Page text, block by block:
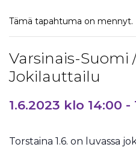
Tämä tapahtuma on mennyt.
Varsinais-Suomi
Jokilauttailu
1.6.2023 klo 14:00 -
Torstaina 1.6. on luvassa